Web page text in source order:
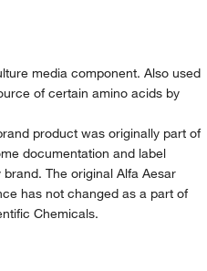
media component. Also used
of certain amino acids by
product was originally part of
documentation and label
The original Alfa Aesar
has not changed as a part of
Chemicals.